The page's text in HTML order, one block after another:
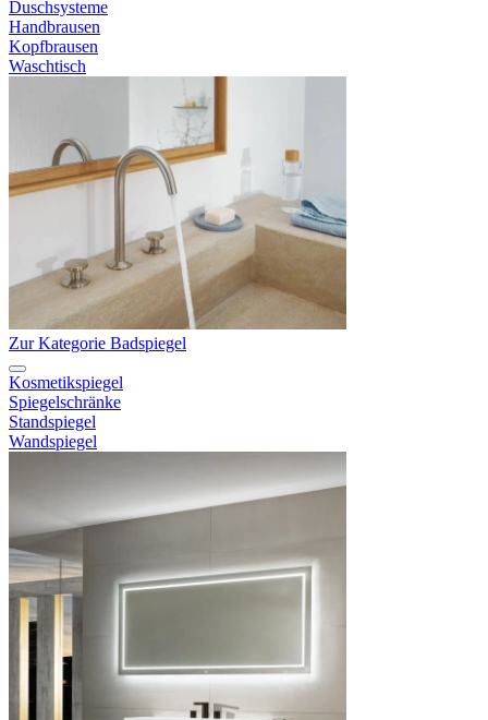
Duschsysteme
Handbrausen
Kopfbrausen
Waschtisch
Zur Kategorie Badspiegel
Kosmetikspiegel
Spiegelschränke
Standspiegel
Wandspiegel